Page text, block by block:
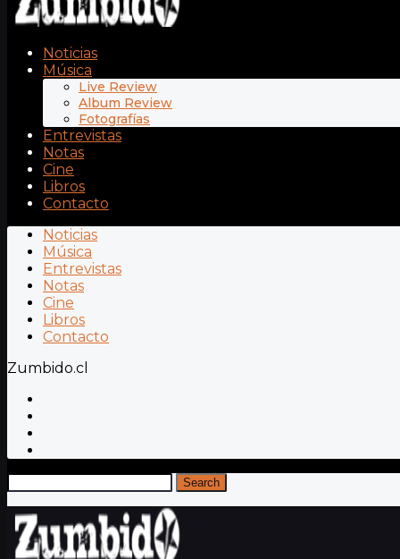
Noticias
Música
Live Review
Album Review
Fotografías
Entrevistas
Notas
Cine
Libros
Contacto
Noticias
Música
Entrevistas
Notas
Cine
Libros
Contacto
Zumbido.cl
Search